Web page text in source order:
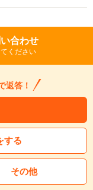
合わせ
ください
返答！
する
その他